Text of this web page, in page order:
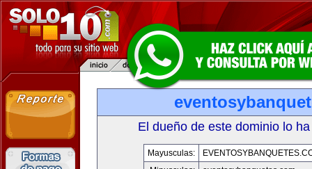
El dueño de este dominio lo
Mayusculas: